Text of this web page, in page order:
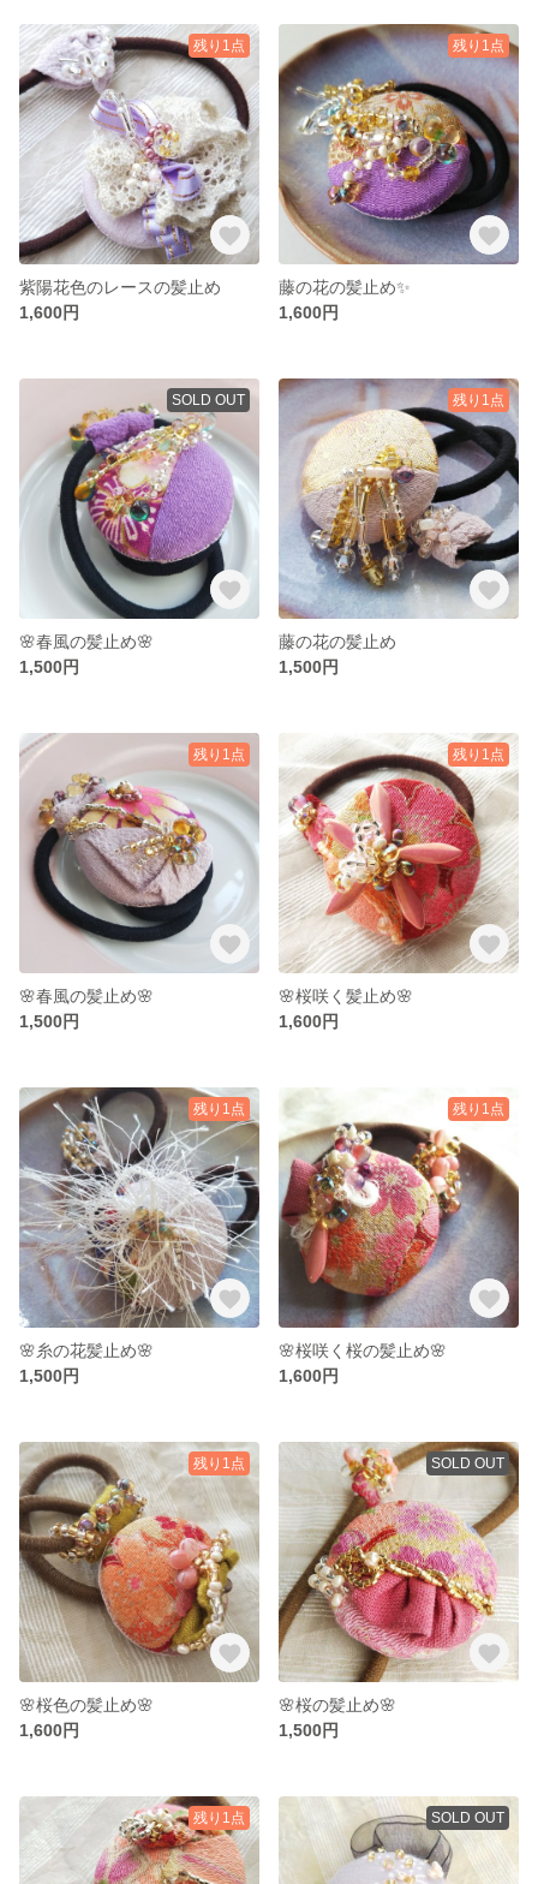
残り1点
紫陽花色のレースの髪止め
1,600円
残り1点
藤の花の髪止め✨
1,600円
SOLD OUT
🌸春風の髪止め🌸
1,500円
残り1点
藤の花の髪止め
1,500円
残り1点
🌸春風の髪止め🌸
1,500円
残り1点
🌸桜咲く髪止め🌸
1,600円
残り1点
🌸糸の花髪止め🌸
1,500円
残り1点
🌸桜咲く桜の髪止め🌸
1,600円
残り1点
🌸桜色の髪止め🌸
1,600円
SOLD OUT
🌸桜の髪止め🌸
1,500円
残り1点 SOLD OUT